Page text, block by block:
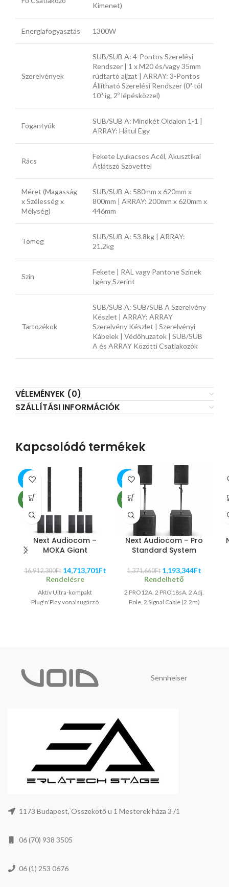
Kimenet)
Energiafogyasztás 1300W
Szerelvények
SUB/SUB A: 4-Pontos Szerelési
Rendszer | 1 x M20 és/vagy 35mm
rúdtartó aljzat | ARRAY: 3-Pontos
Állítható Szerelési Rendszer (0º-tól
10º-ig, 2º lépésközzel)
Fogantyúk
SUB/SUB A: Mindkét Oldalon 1-1 |
ARRAY: Hátul Egy
Rács
Fekete Lyukacsos Acél, Akusztikai
Átlátszó Szövettel
Méret (Magasság
x Szélesség x
Mélység)
SUB/SUB A: 580mm x 620mm x
800mm | ARRAY: 200mm x 620mm x
446mm
Tömeg
SUB/SUB A: 53.8kg | ARRAY:
21.2kg
Szín
Fekete | RAL vagy Pantone Színek
Igény Szerint
Tartozékok
SUB/SUB A: SUB/SUB A Szerelvény
Készlet | ARRAY: ARRAY
Szerelvény Készlet | Szerelvényi
Kábelek | Védőhuzatok | SUB/SUB
A és ARRAY Közötti Csatlakozók
VÉLEMÉNYEK (0)
SZÁLLÍTÁSI INFORMÁCIÓK
Kapcsolódó termékek
-13%
NEW
Next Audiocom –
MOKA Giant
16,912,300Ft 14,713,701Ft
Rendelésre
Aktív Ultra-kompakt
Plug'n'Play vonalsugárzó
-13%
NEW
Next Audiocom – Pro
Standard System
1,371,660Ft 1,193,344Ft
Rendelhető
2 PRO12A, 2 PRO18sA, 2 Adj.
Pole, 2 Signal Cable (2.2m)
Sennheiser
1173 Budapest, Összekötő u 1 Mesterek háza 3 /1
06 (70) 938 3505
06 (1) 253 0676